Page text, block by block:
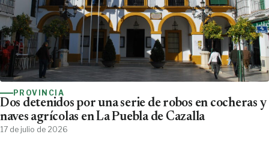
PROVINCIA
Dos detenidos por una serie de robos en cocheras y
naves agrícolas en La Puebla de Cazalla
17 de julio de 2026